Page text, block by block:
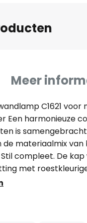
Meer
C1621
Een harmonieuze
is
de materiaalmix
compleet. De
met
metalen